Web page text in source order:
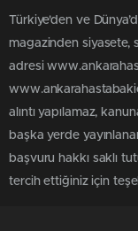
Türkiye'den ve
magazinden siyasete,
adresi
alıntı yapılamaz,
başka yerde
başvuru hakkı saklı
tercih ettiğiniz için